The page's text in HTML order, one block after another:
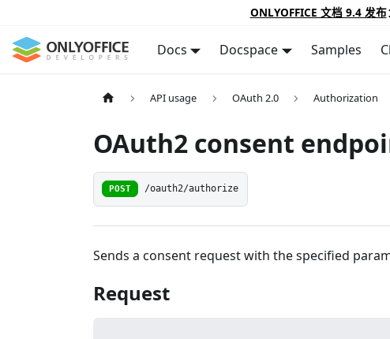
ONLYOFFICE 文档 9.4 发布
Docs Docspace Samples
API usage OAuth 2.0 Authorization
OAuth2 consent
POST /oauth2/authorize
Sends a consent request with the specified
Request